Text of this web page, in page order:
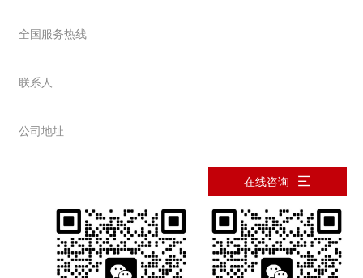
全国服务热线
联系人
公司地址
在线咨询